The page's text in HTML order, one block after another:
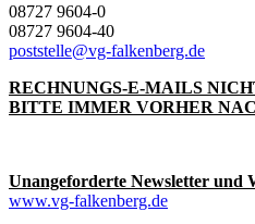
08727 9604-0
08727 9604-40
poststelle@vg-falkenberg.de
RECHNUNGS-E-MAILS
BITTE IMMER VORHER
Unangeforderte Newsletter und
www.vg-falkenberg.de